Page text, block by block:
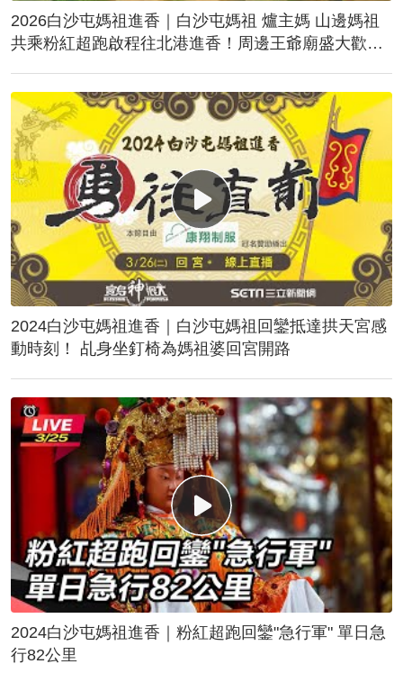
2026白沙屯媽祖進香｜白沙屯媽祖 爐主媽 山邊媽祖
共乘粉紅超跑啟程往北港進香！周邊王爺廟盛大歡
2024白沙屯媽祖進香｜白沙屯媽祖回鑾抵達拱天宮感
動時刻！ 乩身坐釘椅為媽祖婆回宮開路
2024白沙屯媽祖進香｜粉紅超跑回鑾"急行軍" 單日急
行82公里